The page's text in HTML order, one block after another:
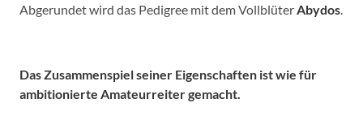
Abgerundet wird das Pedigree mit dem VollblüterAbydos.
Das Zusammenspiel seiner Eigenschaften ist wie für
ambitionierte Amateurreiter gemacht.